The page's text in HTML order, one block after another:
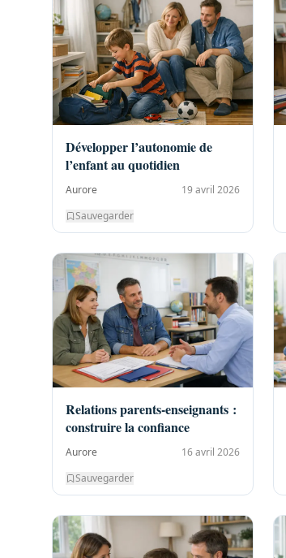
Développer l’autonomie de
l’enfant au quotidien
Aurore
19 avril 2026
Sauvegarder
Relations parents-enseignants :
construire la confiance
Aurore
16 avril 2026
Sauvegarder